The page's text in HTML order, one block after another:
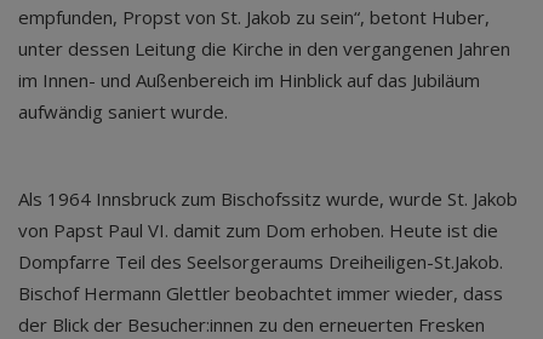
empfunden, Propst von St. Jakob zu sein“, betont Huber,
unter dessen Leitung die Kirche in den vergangenen Jahren
im Innen- und Außenbereich im Hinblick auf das Jubiläum
aufwändig saniert wurde.
Als 1964 Innsbruck zum Bischofssitz wurde, wurde St. Jakob
von Papst Paul VI. damit zum Dom erhoben. Heute ist die
Dompfarre Teil des Seelsorgeraums Dreiheiligen-St.Jakob.
Bischof Hermann Glettler beobachtet immer wieder, dass
der Blick der Besucher:innen zu den erneuerten Fresken